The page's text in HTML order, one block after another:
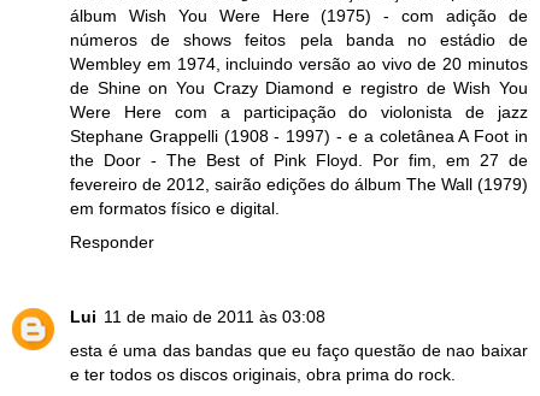
álbum Wish You Were Here (1975) - com adição de
números de shows feitos pela banda no estádio de
Wembley em 1974, incluindo versão ao vivo de 20 minutos
de Shine on You Crazy Diamond e registro de Wish You
Were Here com a participação do violonista de jazz
Stephane Grappelli (1908 - 1997) - e a coletânea A Foot in
the Door - The Best of Pink Floyd. Por fim, em 27 de
fevereiro de 2012, sairão edições do álbum The Wall (1979)
em formatos físico e digital.
Responder
Lui 11 de maio de 2011 às 03:08
esta é uma das bandas que eu faço questão de nao baixar
e ter todos os discos originais, obra prima do rock.